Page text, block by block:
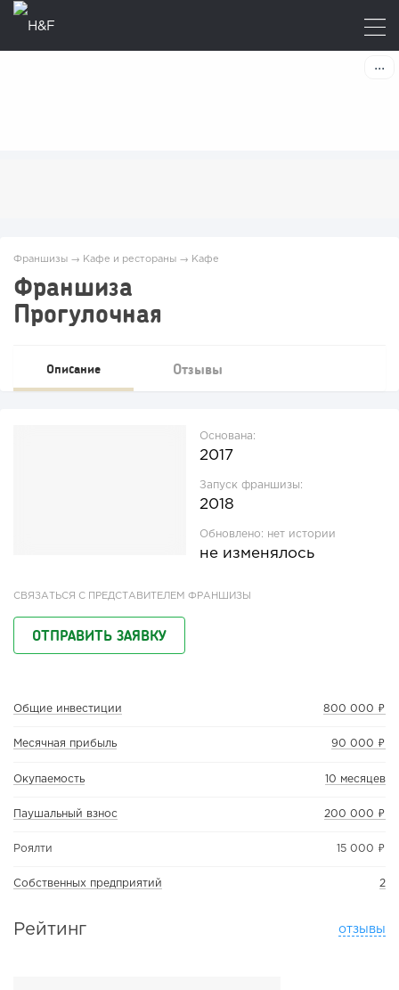
Франшизы → Кафе и рестораны → Кафе
Франшиза
Прогулочная
Описание Отзывы
Основана:
2017
Запуск франшизы:
2018
Обновлено: нет истории
не изменялось
СВЯЗАТЬСЯ С ПРЕДСТАВИТЕЛЕМ ФРАНШИЗЫ
ОТПРАВИТЬ ЗАЯВКУ
Общие инвестиции 800 000 ₽
Месячная прибыль 90 000 ₽
Окупаемость 10 месяцев
Паушальный взнос 200 000 ₽
Роялти 15 000 ₽
Собственных предприятий 2
Рейтинг отзывы